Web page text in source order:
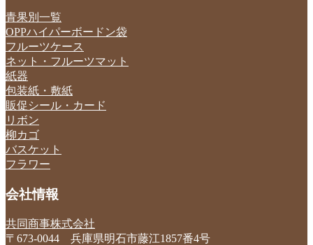
青果別一覧
OPPハイパーボードン袋
フルーツケース
ネット・フルーツマット
紙器
包装紙・敷紙
販促シール・カード
リボン
柳カゴ
バスケット
フラワー
会社情報
共同商事株式会社
〒673-0044 兵庫県明石市藤江1857番4号